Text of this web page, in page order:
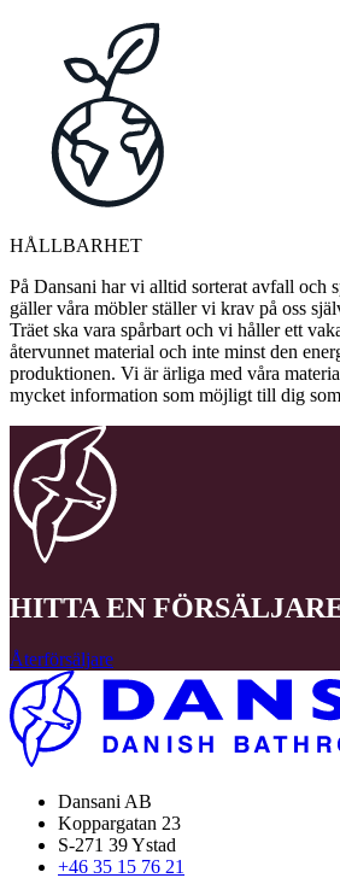
HÅLLBARHET
På Dansani har vi alltid sorterat avfall och
gäller våra möbler ställer vi krav på oss
Träet ska vara spårbart och vi håller ett
återvunnet material och inte minst den
produktionen. Vi är ärliga med våra
mycket information som möjligt till dig
HITTA EN
Återförsäljare
Dansani AB
Koppargatan 23
S-271 39 Ystad
+46 35 15 76 21